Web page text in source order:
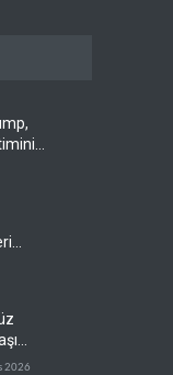
2026